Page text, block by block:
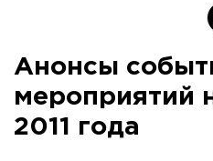
Анонсы
мероприятий
2011 года